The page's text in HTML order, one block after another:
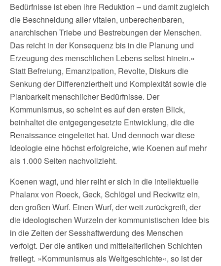
Bedürfnisse ist eben ihre Reduktion – und damit zugleich
die Beschneidung aller vitalen, unberechenbaren,
anarchischen Triebe und Bestrebungen der Menschen.
Das reicht in der Konsequenz bis in die Planung und
Erzeugung des menschlichen Lebens selbst hinein.«
Statt Befreiung, Emanzipation, Revolte, Diskurs die
Senkung der Differenziertheit und Komplexität sowie die
Planbarkeit menschlicher Bedürfnisse. Der
Kommunismus, so scheint es auf den ersten Blick,
beinhaltet die entgegengesetzte Entwicklung, die die
Renaissance eingeleitet hat. Und dennoch war diese
Ideologie eine höchst erfolgreiche, wie Koenen auf mehr
als 1.000 Seiten nachvollzieht.
Koenen wagt, und hier reiht er sich in die intellektuelle
Phalanx von Roeck, Geck, Schlögel und Reckwitz ein,
den großen Wurf. Einen Wurf, der weit zurückgreift, der
die ideologischen Wurzeln der kommunistischen Idee bis
in die Zeiten der Sesshaftwerdung des Menschen
verfolgt. Der die antiken und mittelalterlichen Schichten
freilegt. »Kommunismus als Weltgeschichte«, so ist der